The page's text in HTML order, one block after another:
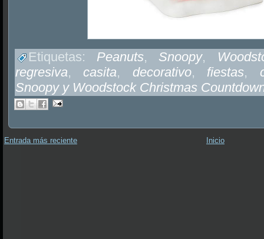
Etiquetas: Peanuts, Snoopy,
regresiva, casita, decorativo, fiestas,
Snoopy y Woodstock Christmas
Entrada más reciente Inicio